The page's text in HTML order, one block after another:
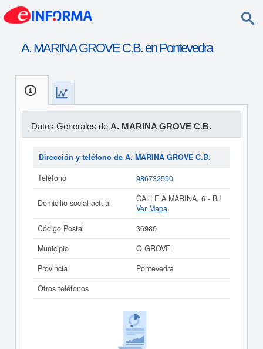
A. MARINA GROVE C.B. en Pontevedra
Datos Generales de A. MARINA GROVE C.B.
Dirección y teléfono de A. MARINA GROVE C.B.
Teléfono
986732550
Domicilio social actual
CALLE A MARINA, 6 - BJ
Ver Mapa
Código Postal
36980
Municipio
O GROVE
Provincia
Pontevedra
Otros teléfonos